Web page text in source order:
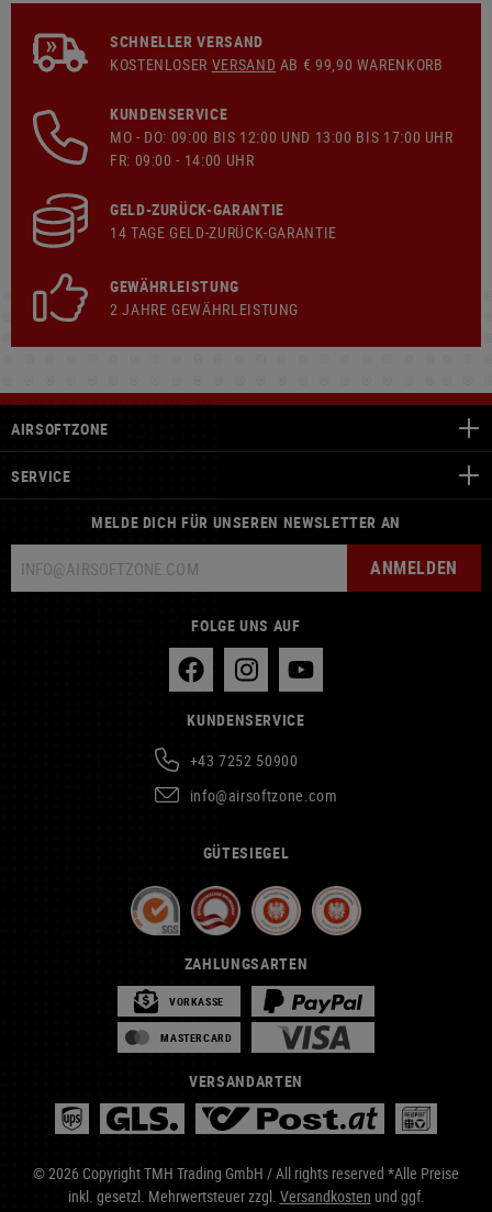
SCHNELLER VERSAND
KOSTENLOSER VERSAND AB € 99,90 WARENKORB
KUNDENSERVICE
MO - DO: 09:00 BIS 12:00 UND 13:00 BIS 17:00 UHR
FR: 09:00 - 14:00 UHR
GELD-ZURÜCK-GARANTIE
14 TAGE GELD-ZURÜCK-GARANTIE
GEWÄHRLEISTUNG
2 JAHRE GEWÄHRLEISTUNG
AIRSOFTZONE
SERVICE
MELDE DICH FÜR UNSEREN NEWSLETTER AN
ANMELDEN
FOLGE UNS AUF
KUNDENSERVICE
+43 7252 50900
info@airsoftzone.com
GÜTESIEGEL
ZAHLUNGSARTEN
VORKASSE
MASTERCARD
VERSANDARTEN
© 2026 Copyright TMH Trading GmbH / All rights reserved *Alle Preise
inkl. gesetzl. Mehrwertsteuer zzgl. Versandkosten und ggf.